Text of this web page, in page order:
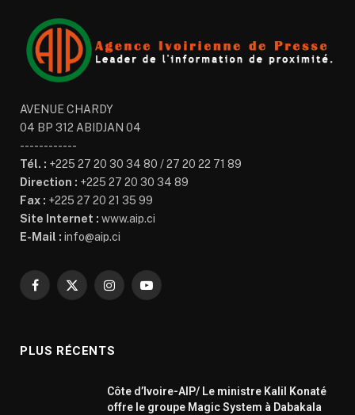
AVENUE CHARDY
04 BP 312 ABIDJAN 04
------------
Tél. : +225 27 20 30 34 80 / 27 20 22 71 89
Direction : +225 27 20 30 34 89
Fax : +225 27 20 21 35 99
Site Internet : www.aip.ci
E-Mail : info@aip.ci
Facebook
X
InstagramYouTube
PLUS RÉCENTS
Côte d’Ivoire-AIP/ Le ministre Kalil Konaté
offre le groupe Magic System à Dabakala